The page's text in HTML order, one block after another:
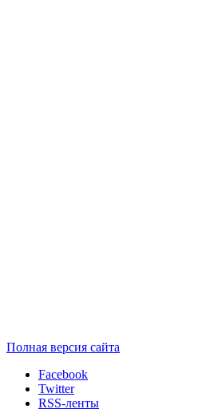
Полная версия сайта
Facebook
Twitter
RSS-ленты